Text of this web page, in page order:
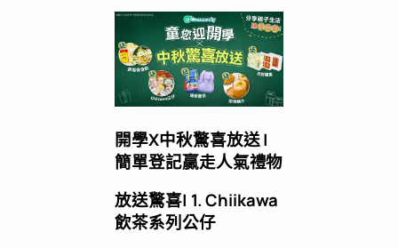
開學X中秋驚喜放送 |
簡單登記贏走人氣禮物
放送驚喜| 1. Chiikawa
飲茶系列公仔